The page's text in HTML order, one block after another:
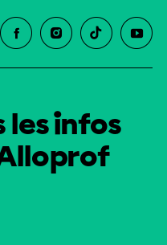
les infos